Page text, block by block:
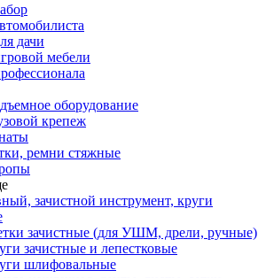
дачи
мебели
оборудование
крепеж
ремни стяжные
зачистной инструмент, круги
зачистные (для УШМ, дрели, ручные)
зачистные и лепестковые
шлифовальные